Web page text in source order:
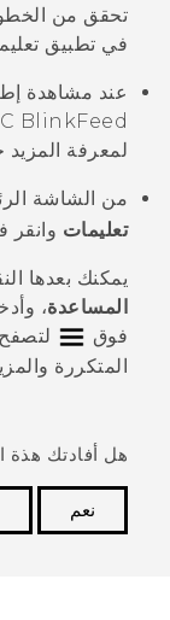
الدعم
تحقق من
في تطبيق
عند مشاهدة
BlinkFeed
لمعرفة المزيد
من الشاشة
تعليمات وانقر
يمكنك بعدها
المساعدة،
فوق
المتكررة
هل أفادتك هذة
نعم